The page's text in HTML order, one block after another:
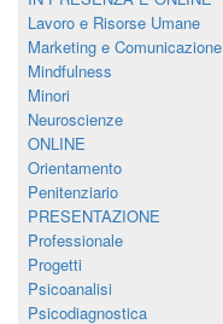
Lavoro e Risorse Umane
Marketing e Comunicazione
Mindfulness
Minori
Neuroscienze
ONLINE
Orientamento
Penitenziario
PRESENTAZIONE
Professionale
Progetti
Psicoanalisi
Psicodiagnostica